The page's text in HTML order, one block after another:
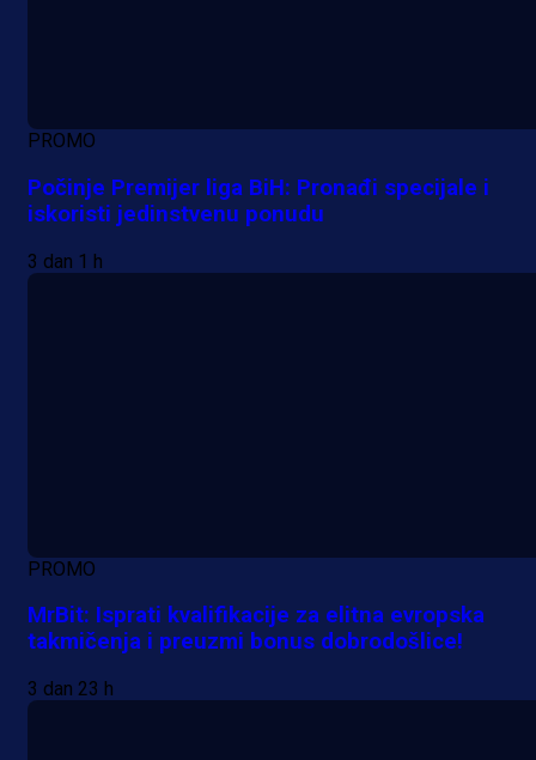
PROMO
Počinje Premijer liga BiH: Pronađi specijale i
iskoristi jedinstvenu ponudu
3 dan 1 h
PROMO
MrBit: Isprati kvalifikacije za elitna evropska
takmičenja i preuzmi bonus dobrodošlice!
3 dan 23 h